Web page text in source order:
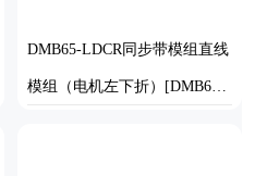
DMB65-LDCR同步带模组直线
模组（电机左下折）[DMB65-